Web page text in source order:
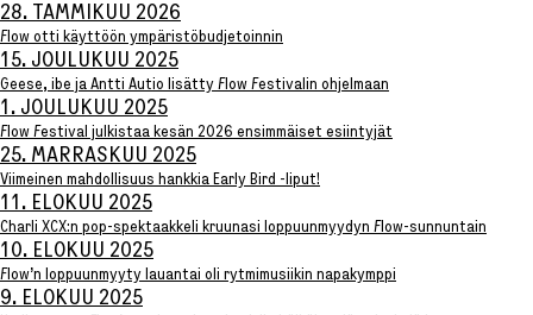
28. TAMMIKUU 2026
Flow otti käyttöön ympäristöbudjetoinnin
15. JOULUKUU 2025
Geese, ibe ja Antti Autio lisätty Flow Festivalin ohjelmaan
1. JOULUKUU 2025
Flow Festival julkistaa kesän 2026 ensimmäiset esiintyjät
25. MARRASKUU 2025
Viimeinen mahdollisuus hankkia Early Bird -liput!
11. ELOKUU 2025
Charli XCX:n pop-spektaakkeli kruunasi loppuunmyydyn Flow-sunnuntain
10. ELOKUU 2025
Flow’n loppuunmyyty lauantai oli rytmimusiikin napakymppi
9. ELOKUU 2025